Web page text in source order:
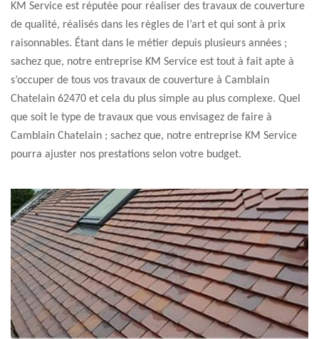
KM Service est réputée pour réaliser des travaux de couverture
de qualité, réalisés dans les règles de l’art et qui sont à prix
raisonnables. Étant dans le métier depuis plusieurs années ;
sachez que, notre entreprise KM Service est tout à fait apte à
s’occuper de tous vos travaux de couverture à Camblain
Chatelain 62470 et cela du plus simple au plus complexe. Quel
que soit le type de travaux que vous envisagez de faire à
Camblain Chatelain ; sachez que, notre entreprise KM Service
pourra ajuster nos prestations selon votre budget.